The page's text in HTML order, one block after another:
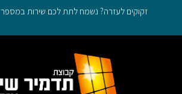
זקוקים לעזרה? נשמח לתת לכם שירות במספר 073-751-5915